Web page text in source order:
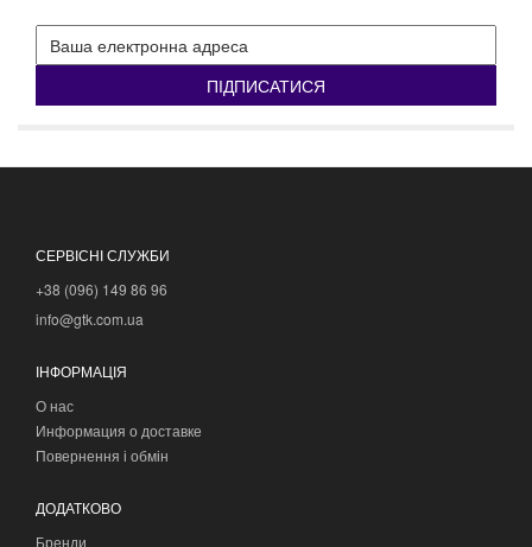
ПІДПИСАТИСЯ
СЕРВІСНІ СЛУЖБИ
+38 (096) 149 86 96
info@gtk.com.ua
ІНФОРМАЦІЯ
О нас
Информация о доставке
Повернення і обмін
ДОДАТКОВО
Бренди